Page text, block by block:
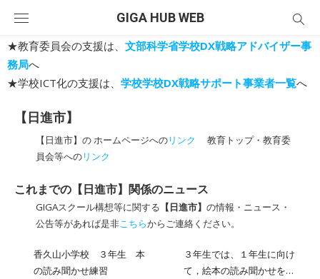
content
GIGA HUB WEB
★教育委員会の支援は、 文部科学省学校DX戦略アドバイザー事
務局へ
★学校ICT化の支援は、 学校学校DX戦略サポート事業者一覧へ
【日進市】
【日進市】の ホームページへのリンク
教育トップ・教育委
員会等へのリンク
これまでの【日進市】関係のニュース
GIGAスクール構想等に関する 【日進市】 の情報・ニュース・
公告等があれば是非こちらからご連絡ください。
香久山小学校 ３年生 本
の読み聞かせ練習
３年生では、１年生に向け
て，絵本の読み聞かせを行